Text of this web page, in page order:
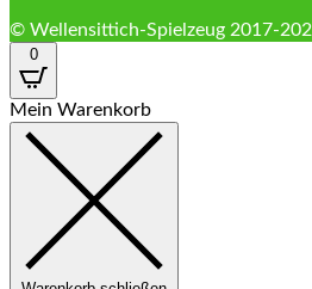
© Wellensittich-Spielzeug 2017-
0
Mein Warenkorb